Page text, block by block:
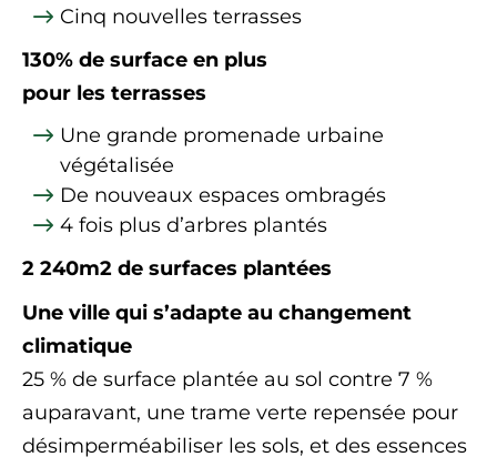
Cinq nouvelles terrasses
130% de surface en plus
pour les terrasses
Une grande promenade urbaine
végétalisée
De nouveaux espaces ombragés
4 fois plus d’arbres plantés
2 240m2 de surfaces plantées
Une ville qui s’adapte au changement
climatique
25 % de surface plantée au sol contre 7 %
auparavant, une trame verte repensée pour
désimperméabiliser les sols, et des essences